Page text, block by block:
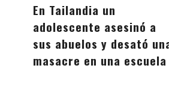
En Tailandia un
adolescente asesinó a
sus abuelos y desató
masacre en una escuela